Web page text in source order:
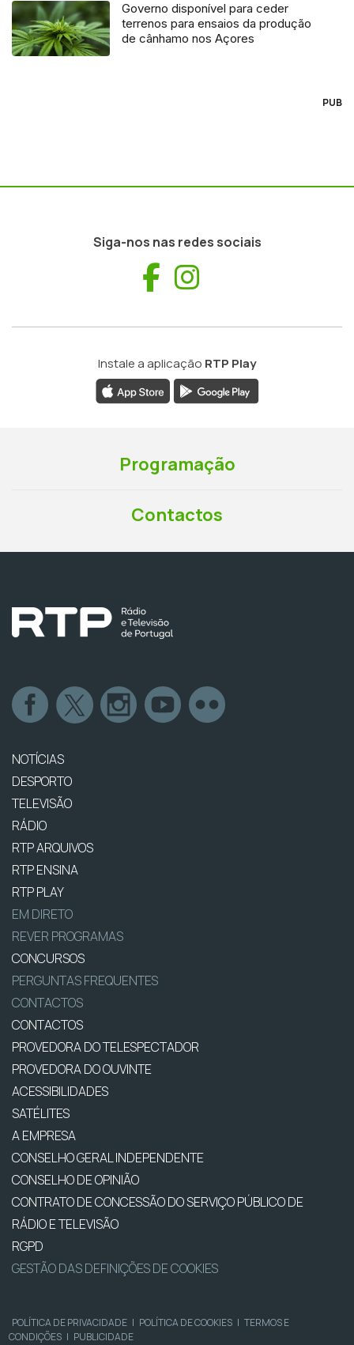
Governo disponível para ceder
terrenos para ensaios da produção
de cânhamo nos Açores
PUB
Siga-nos nas redes sociais
Facebook
Instale a aplicação RTP Play
Programação
Contactos
NOTÍCIAS
DESPORTO
TELEVISÃO
RÁDIO
RTP ARQUIVOS
RTP ENSINA
RTP PLAY
EM DIRETO
REVER PROGRAMAS
CONCURSOS
PERGUNTAS FREQUENTES
CONTACTOS
CONTACTOS
PROVEDORA DO TELESPECTADOR
PROVEDORA DO OUVINTE
ACESSIBILIDADES
SATÉLITES
A EMPRESA
CONSELHO GERAL INDEPENDENTE
CONSELHO DE OPINIÃO
CONTRATO DE CONCESSÃO DO SERVIÇO PÚBLICO DE
RÁDIO E TELEVISÃO
RGPD
GESTÃO DAS DEFINIÇÕES DE COOKIES
POLÍTICA DE PRIVACIDADE | POLÍTICA DE COOKIES | TERMOS E
CONDIÇÕES | PUBLICIDADE